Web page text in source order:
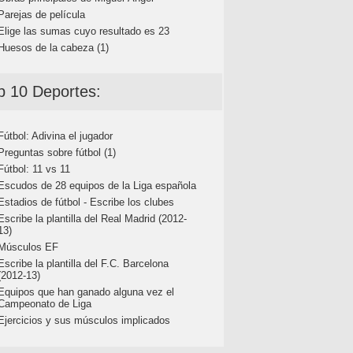
de película
las sumas cuyo resultado es 23
de la cabeza (1)
10 Deportes:
Adivina el jugador
sobre fútbol (1)
11 vs 11
de 28 equipos de la Liga española
de fútbol - Escribe los clubes
la plantilla del Real Madrid (2012-
EF
la plantilla del F.C. Barcelona
13)
que han ganado alguna vez el
de Liga
y sus músculos implicados